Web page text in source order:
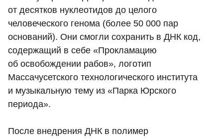
от десятков нуклеотидов до целого
человеческого генома (более 50 000 пар
оснований). Они смогли сохранить в ДНК код,
содержащий в себе «Прокламацию
об освобождении рабов», логотип
Массачусетского технологического института
и музыкальную тему из «Парка Юрского
периода».
После внедрения ДНК в полимер